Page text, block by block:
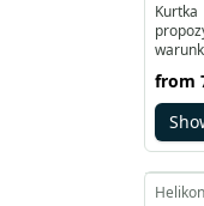
from